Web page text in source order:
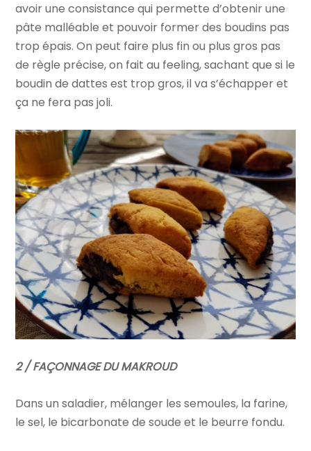
avoir une consistance qui permette d’obtenir une
pâte malléable et pouvoir former des boudins pas
trop épais. On peut faire plus fin ou plus gros pas
de règle précise, on fait au feeling, sachant que si le
boudin de dattes est trop gros, il va s’échapper et
ça ne fera pas joli.
2 / FAÇONNAGE DU MAKROUD
Dans un saladier, mélanger les semoules, la farine,
le sel, le bicarbonate de soude et le beurre fondu.